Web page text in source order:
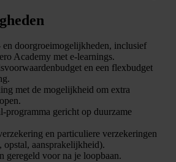
doorgroeimogelijkheden, inclusief
Academy met e-learnings.
en een flexbudget
met de mogelijkheid om extra
gericht op duurzame
en particuliere verzekeringen
opstal, aansprakelijkheid).
geregeld voor na je loopbaan.